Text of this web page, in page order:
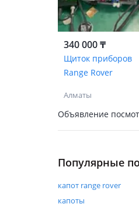
340 000 ₸
Щиток приборов
Range Rover
Алматы
Объявление
Популярные
капот range rover
капоты